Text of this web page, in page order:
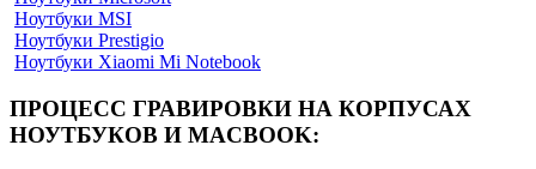
Ноутбуки MSI
Ноутбуки Prestigio
Ноутбуки Xiaomi Mi Notebook
ПРОЦЕСС ГРАВИРОВКИ НА КОРПУСАХ
НОУТБУКОВ И MACBOOK: